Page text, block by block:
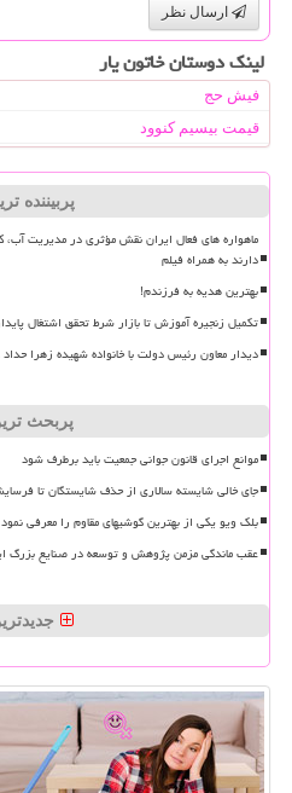
ارسال نظر
لینک دوستان خاتون یار
فیش حج
قیمت بیسیم کنوود
پربیننده
ماهواره های فعال ایران نقش مؤثری در مدیریت
دارند به همراه فیلم
بهترین هدیه به فرزندم!
تکمیل زنجیره آموزش تا بازار شرط تحقق اشتغال
دیدار معاون رئیس دولت با خانواده شهیده زهرا
پربحث
موانع اجرای قانون جوانی جمعیت باید برطرف شود
جای خالی شایسته سالاری از حذف شایستگان تا
بلک ویو یکی از بهترین گوشیهای مقاوم را معرفی نمود
عقب ماندگی مزمن پژوهش و توسعه در صنایع بزرگ